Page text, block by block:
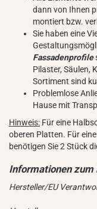
dann von Ihnen
montiert bzw.
Sie haben eine
Fassadenprofile
Pilaster, Säulen,
Sortiment sind
Problemlose
Hause mit
Hinweis: Für eine
oberen Platten. Für
benötigen Sie 2 Stück
Hersteller/EU